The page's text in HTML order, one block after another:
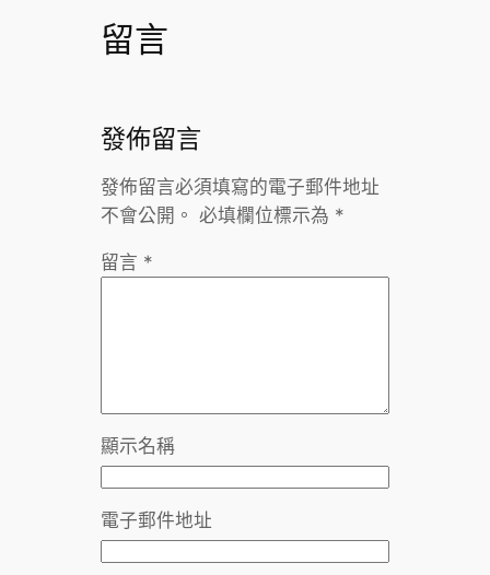
留言
發佈留言
發佈留言必須填寫的電子郵件地址
不會公開。 必填欄位標示為 *
留言 *
顯示名稱
電子郵件地址